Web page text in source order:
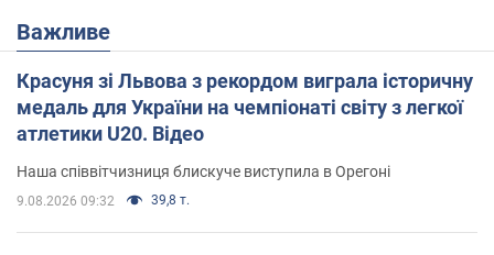
Важливе
Красуня зі Львова з рекордом виграла історичну
медаль для України на чемпіонаті світу з легкої
атлетики U20. Відео
Наша співвітчизниця блискуче виступила в Орегоні
9.08.2026 09:32 39,8 т.